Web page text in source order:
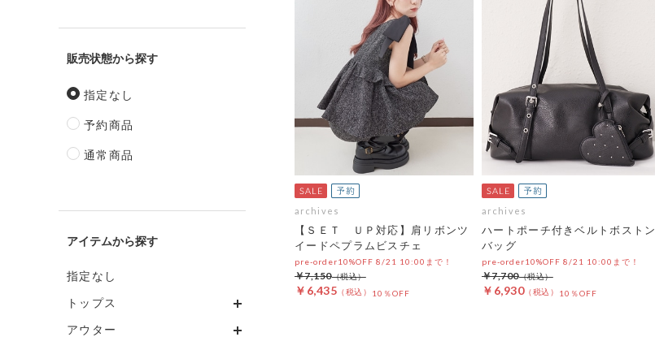
販売状態
指定なし
予約商品
通常商品
アイテム
指定なし
トップス
アウター
archives
【ＳＥＴ ＵＰ対応】肩リボンツ
イードペプラムビスチェ
pre-order10%OFF 8/21 10:00まで！
￥6,435 10％OFF
￥7,150
archives
ハートポーチ付きベルトボストン
バッグ
pre-order10%OFF 8/21 10:00まで！
￥6,930 10％OFF
￥7,700